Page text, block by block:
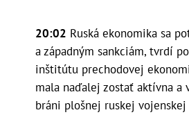
20:02 Ruská ekonomika sa
a západným sankciám, tvrdí
inštitútu prechodovej
mala naďalej zostať aktívna a
bráni plošnej ruskej vojenskej